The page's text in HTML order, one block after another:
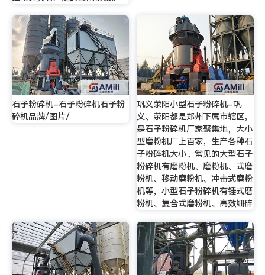
石子粉碎机-石子粉碎机石子粉
碎机品牌/图片/
巩义荥阳小型石子粉碎机-巩
义、荥阳都是郑州下属市辖区，
是石子粉碎机厂家聚集地，大小
型磨粉机厂上百家，生产各种石
子粉碎机大小。常见的大型石子
粉碎机有磨粉机、磨粉机、式磨
粉机、移动磨粉机、冲击式磨粉
机等，小型石子粉碎机有锤式磨
粉机、复合式磨粉机、高效细碎